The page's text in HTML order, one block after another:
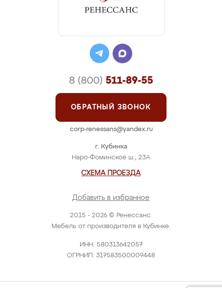
2015 - 2026 © Ренессанс.
Мебель от производителя в Кубинке.
ИНН: 580313642057
ОГРНИП: 317583500009448
г. Кубинка
Наро-Фоминское ш., 23А
СХЕМА ПРОЕЗДА
Добавить в избранное
8 (800) 511-89-55
ОБРАТНЫЙ ЗВОНОК
corp-renessans@yandex.ru